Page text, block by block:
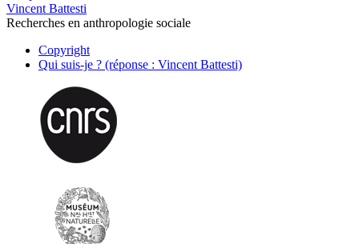
Vincent Battesti
Recherches en anthropologie sociale
Copyright
Qui suis-je ? (réponse : Vincent Battesti)